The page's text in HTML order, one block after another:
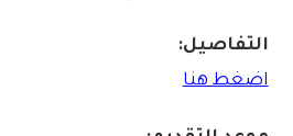
التفاصيل:
اضغط هنا